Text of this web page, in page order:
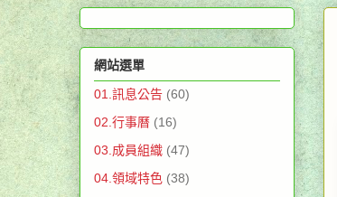
網站選單
01.訊息公告 (60)
02.行事曆 (16)
03.成員組織 (47)
04.領域特色 (38)